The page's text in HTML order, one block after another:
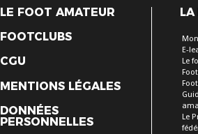
LE FOOT AMATEUR
FOOTCLUBS
CGU
MENTIONS LÉGALES
DONNÉES
PERSONNELLES
LA
Mon
E-
Le
Le